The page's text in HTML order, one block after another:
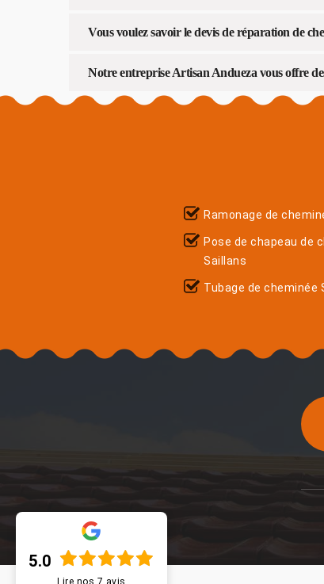
Vous voulez savoir le devis de réparation de
Notre entreprise Artisan Andueza vous offre
Ramonage de
Pose de chapeau de
Saillans
Tubage de cheminée
5.0
Lire nos 7 avis